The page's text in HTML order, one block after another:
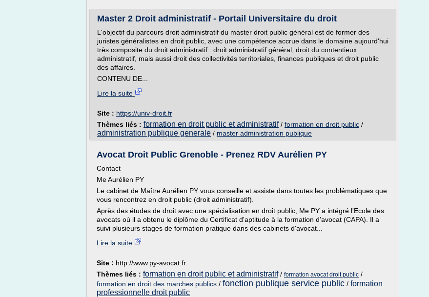
Master 2 Droit administratif - Portail Universitaire du droit
L'objectif du parcours droit administratif du master droit public général est de former des
juristes généralistes en droit public, avec une compétence accrue dans le domaine aujourd'hui
très composite du droit administratif : droit administratif général, droit du contentieux
administratif, mais aussi droit des collectivités territoriales, finances publiques et droit public
des affaires.
CONTENU DE...
Lire la suite
Site : https://univ-droit.fr
Thèmes liés : formation en droit public et administratif/ formation en droit public /
administration publique generale / master administration publique
Avocat Droit Public Grenoble - Prenez RDV Aurélien PY
Contact
Me Aurélien PY
Le cabinet de Maître Aurélien PY vous conseille et assiste dans toutes les problématiques que
vous rencontrez en droit public (droit administratif).
Après des études de droit avec une spécialisation en droit public, Me PY a intégré l'Ecole des
avocats où il a obtenu le diplôme du Certificat d'aptitude à la formation d'avocat (CAPA). Il a
suivi plusieurs stages de formation pratique dans des cabinets d'avocat...
Lire la suite
Site : http://www.py-avocat.fr
Thèmes liés : formation en droit public et administratif/ formation avocat droit public /
formation en droit des marches publics / fonction publique service public / formation
professionnelle droit public